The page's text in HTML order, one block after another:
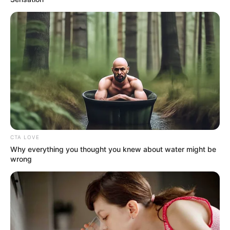
El conductor fue identificado comoJames Mauricio
Sandoval Rodríguez
, quien resultó gravemente herido tras
el accidente. De acuerdo con versiones preliminares, el
CTA LOVE
Why everything you thought you knew about water might be
wrong